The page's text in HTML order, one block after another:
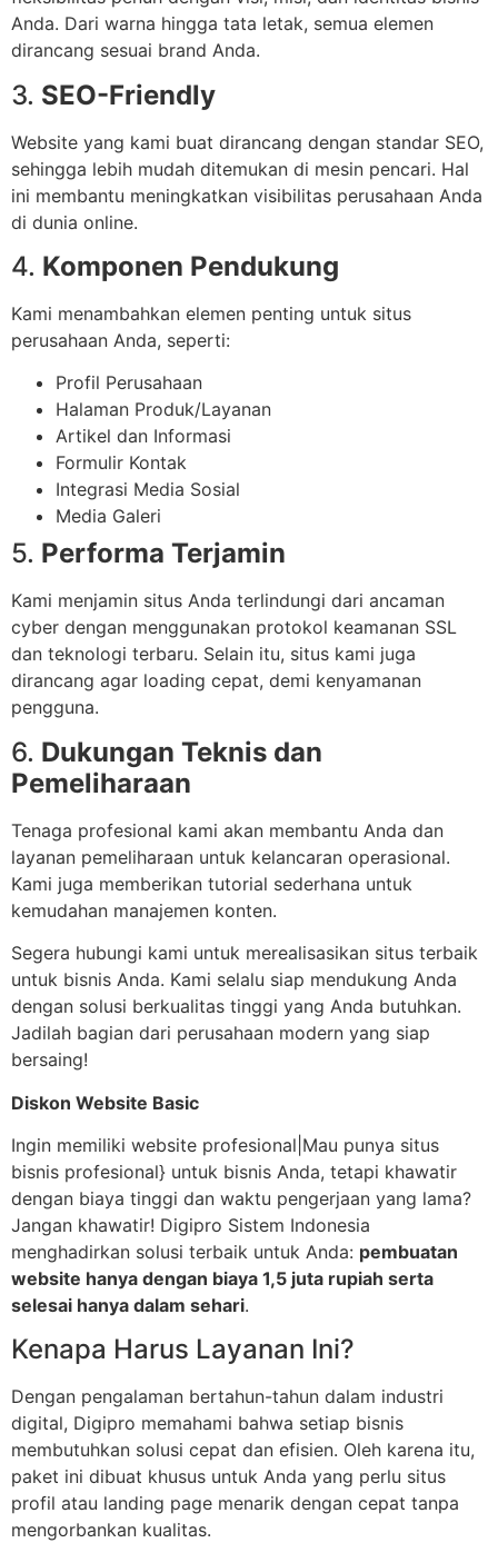
Anda. Dari warna hingga tata letak, semua elemen
dirancang sesuai brand Anda.
3. SEO-Friendly
Website yang kami buat dirancang dengan standar SEO,
sehingga lebih mudah ditemukan di mesin pencari. Hal
ini membantu meningkatkan visibilitas perusahaan Anda
di dunia online.
4. Komponen Pendukung
Kami menambahkan elemen penting untuk situs
perusahaan Anda, seperti:
Profil Perusahaan
Halaman Produk/Layanan
Artikel dan Informasi
Formulir Kontak
Integrasi Media Sosial
Media Galeri
5. Performa Terjamin
Kami menjamin situs Anda terlindungi dari ancaman
cyber dengan menggunakan protokol keamanan SSL
dan teknologi terbaru. Selain itu, situs kami juga
dirancang agar loading cepat, demi kenyamanan
pengguna.
6. Dukungan Teknis dan
Pemeliharaan
Tenaga profesional kami akan membantu Anda dan
layanan pemeliharaan untuk kelancaran operasional.
Kami juga memberikan tutorial sederhana untuk
kemudahan manajemen konten.
Segera hubungi kami untuk merealisasikan situs terbaik
untuk bisnis Anda. Kami selalu siap mendukung Anda
dengan solusi berkualitas tinggi yang Anda butuhkan.
Jadilah bagian dari perusahaan modern yang siap
bersaing!
Diskon Website Basic
Ingin memiliki website profesional|Mau punya situs
bisnis profesional} untuk bisnis Anda, tetapi khawatir
dengan biaya tinggi dan waktu pengerjaan yang lama?
Jangan khawatir! Digipro Sistem Indonesia
menghadirkan solusi terbaik untuk Anda: pembuatan
website hanya dengan biaya 1,5 juta rupiah serta
selesai hanya dalam sehari.
Kenapa Harus Layanan Ini?
Dengan pengalaman bertahun-tahun dalam industri
digital, Digipro memahami bahwa setiap bisnis
membutuhkan solusi cepat dan efisien. Oleh karena itu,
paket ini dibuat khusus untuk Anda yang perlu situs
profil atau landing page menarik dengan cepat tanpa
mengorbankan kualitas.